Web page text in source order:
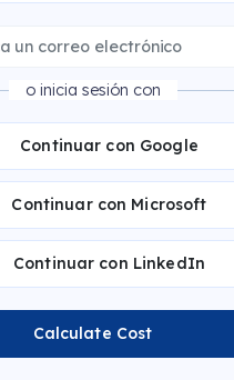
o inicia sesión con
Continuar con Google
Continuar con Microsoft
Continuar con LinkedIn
Calculate Cost